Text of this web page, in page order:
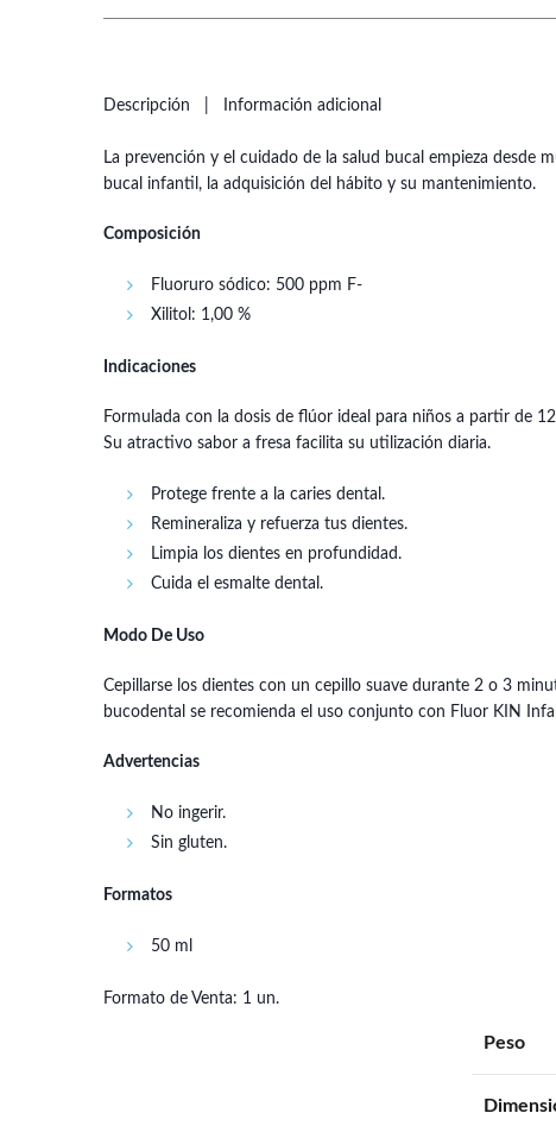
Descripción Información adicional
La prevención y el cuidado de la salud bucal empieza desde
bucal infantil, la adquisición del hábito y su mantenimiento.
Composición
Fluoruro sódico: 500 ppm F-
Xilitol: 1,00 %
Indicaciones
Formulada con la dosis de flúor ideal para niños a partir de
Su atractivo sabor a fresa facilita su utilización diaria.
Protege frente a la caries dental.
Remineraliza y refuerza tus dientes.
Limpia los dientes en profundidad.
Cuida el esmalte dental.
Modo De Uso
Cepillarse los dientes con un cepillo suave durante 2 o 3
bucodental se recomienda el uso conjunto con Fluor KIN
Advertencias
No ingerir.
Sin gluten.
Formatos
50 ml
Formato de Venta: 1 un.
Peso